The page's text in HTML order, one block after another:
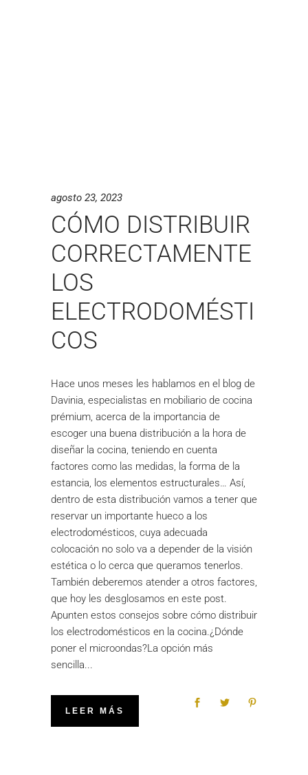
agosto 23, 2023
CÓMO DISTRIBUIR
CORRECTAMENTE
LOS
ELECTRODOMÉSTI
COS
Hace unos meses les hablamos en el blog de
Davinia, especialistas en mobiliario de cocina
prémium, acerca de la importancia de
escoger una buena distribución a la hora de
diseñar la cocina, teniendo en cuenta
factores como las medidas, la forma de la
estancia, los elementos estructurales… Así,
dentro de esta distribución vamos a tener que
reservar un importante hueco a los
electrodomésticos, cuya adecuada
colocación no solo va a depender de la visión
estética o lo cerca que queramos tenerlos.
También deberemos atender a otros factores,
que hoy les desglosamos en este post.
Apunten estos consejos sobre cómo distribuir
los electrodomésticos en la cocina.¿Dónde
poner el microondas?La opción más
sencilla
LEER MÁS